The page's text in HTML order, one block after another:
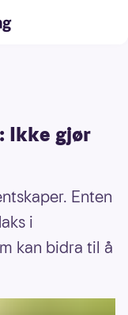
Ikke gjør
Enten
i
kan bidra til å